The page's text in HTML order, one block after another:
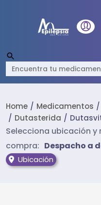
Home Medicamentos
Dutasterida
Selecciona ubicación
compra: Despacho a
Ubicación